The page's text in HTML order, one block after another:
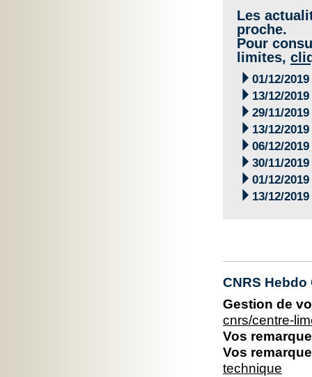
Les
proche.
Pour
limites,
 01/12/2019
 13/12/2019
 29/11/2019
 13/12/2019
 06/12/2019
 30/11/2019
 01/12/2019
 13/12/2019
CNRS
Gestion de
cnrs/centre-
Vos
Vos
technique